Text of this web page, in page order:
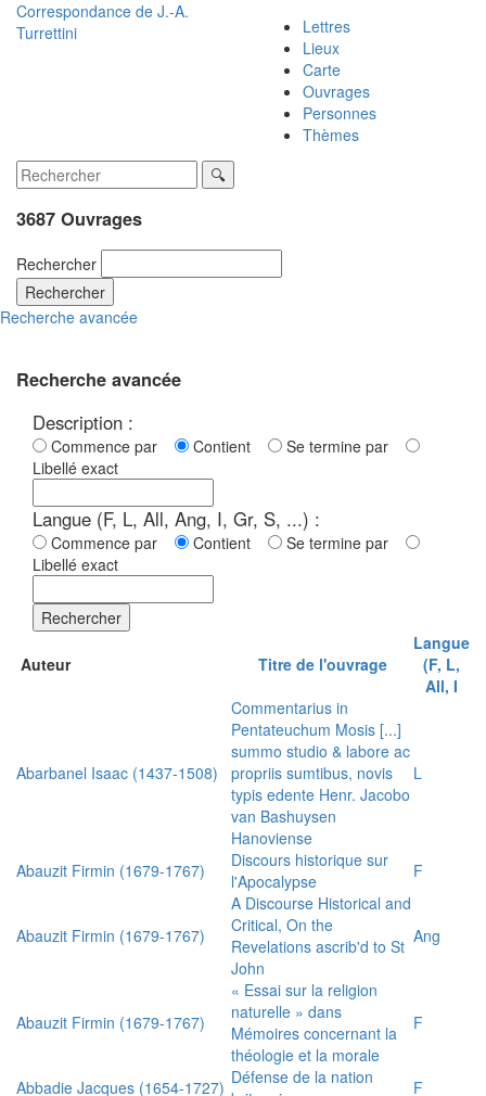
Correspondance de J.-A.
Turrettini
Lettres
Lieux
Carte
Ouvrages
Personnes
Thèmes
3687 Ouvrages
Rechercher
Rechercher
Recherche avancée
Recherche avancée
Description :
Commence par Contient
Se termine par
Libellé exact
Langue (F, L, All, Ang, I, Gr, S, ...) :
Commence par Contient
Se termine par
Libellé exact
Rechercher
Auteur Titre de l'ouvrage
Langue
(F, L,
All, I
Abarbanel Isaac (1437-1508)
Commentarius in
Pentateuchum Mosis [...]
summo studio & labore ac
propriis sumtibus, novis
typis edente Henr. Jacobo
van Bashuysen
Hanoviense
L
Abauzit Firmin (1679-1767)
Discours historique sur
l'Apocalypse
F
Abauzit Firmin (1679-1767)
A Discourse Historical and
Critical, On the
Revelations ascrib'd to St
John
Ang
Abauzit Firmin (1679-1767)
« Essai sur la religion
naturelle » dans
Mémoires concernant la
théologie et la morale
F
Abbadie Jacques (1654-1727) Défense de la nation
F